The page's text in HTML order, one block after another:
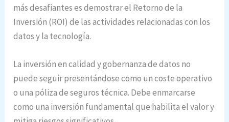
más desafiantes es demostrar el Retorno de la
Inversión (ROI) de las actividades relacionadas con los
datos y la tecnología.
La inversión en calidad y gobernanza de datos no
puede seguir presentándose como un coste operativo
o una póliza de seguros técnica. Debe enmarcarse
como una inversión fundamental que habilita el valor y